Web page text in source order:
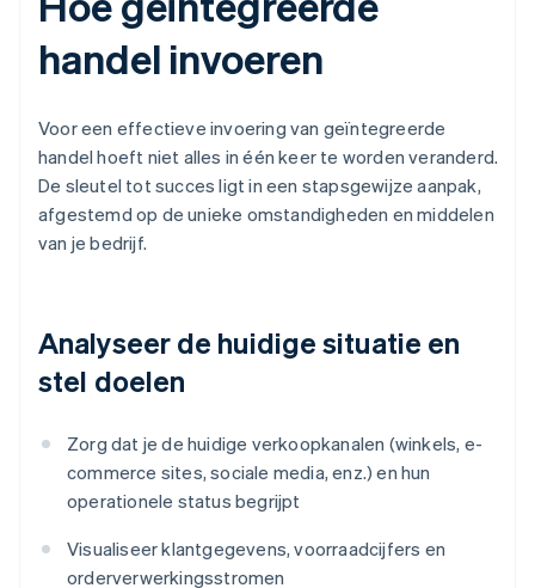
handel invoeren
Voor een effectieve invoering van geïntegreerde
handel hoeft niet alles in één keer te worden veranderd.
De sleutel tot succes ligt in een stapsgewijze aanpak,
afgestemd op de unieke omstandigheden en middelen
van je bedrijf.
Analyseer de huidige situatie en
stel doelen
Zorg dat je de huidige verkoopkanalen (winkels, e-
commerce sites, sociale media, enz.) en hun
operationele status begrijpt
Visualiseer klantgegevens, voorraadcijfers en
orderverwerkingsstromen